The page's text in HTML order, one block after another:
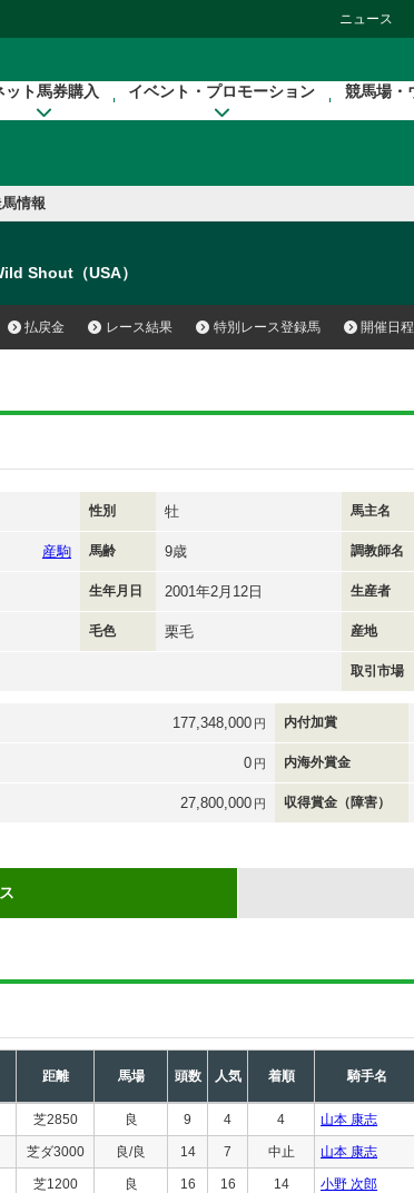
ニュース
ット馬券購入 イベント・プロモーション 競馬場・
情報
Shout（USA）
払戻金 レース結果 特別レース登録馬 開催日程
性別 牡 馬主名
産駒 馬齢 9歳 調教師名
生年月日 2001年2月12日 生産者
毛色 栗毛 産地
取引市場
177,348,000 円 内付加賞
0 円 内海外賞金
27,800,000 円 収得賞金（障害）
距離 馬場 頭数 人気 着順 騎手名
芝2850 良 9 4 4 山本 康志
芝ダ3000 良/良 14 7 中止 山本 康志
芝1200 良 16 16 14 小野 次郎